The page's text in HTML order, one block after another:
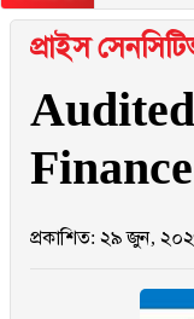
প্রাইস
প্রকাশিত: ২৯ জুন,